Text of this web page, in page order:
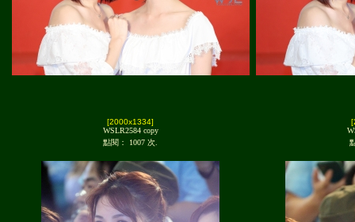
[2000x1334]
WSLR2584 copy
點閱： 1007 次.